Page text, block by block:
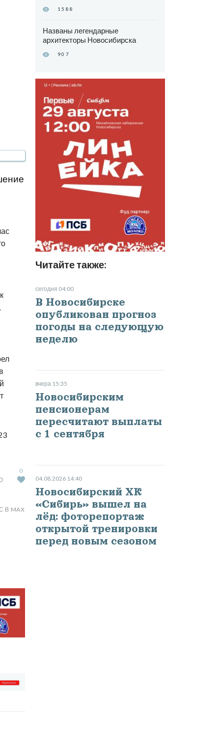
0
В MAX
1588
Названы легендарные
архитекторы Новосибирска
907
Читайте также:
сегодня 04:00
В Новосибирске
опубликован прогноз
погоды на следующую
неделю
вчера 15:35
Новосибирским
пенсионерам
пересчитают выплаты
с 1 сентября
04.08.2026 14:40
Новосибирский ХК
«Сибирь» вышел на
лёд: фоторепортаж
открытой тренировки
перед новым сезоном